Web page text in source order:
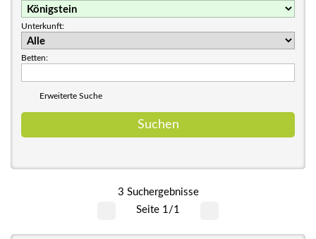
Unterkunft:
Betten:
Erweiterte Suche
3 Suchergebnisse
Seite 1/1